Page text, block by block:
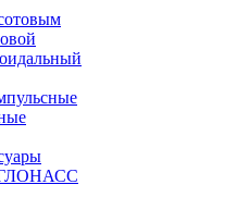
ГЛОНАСС